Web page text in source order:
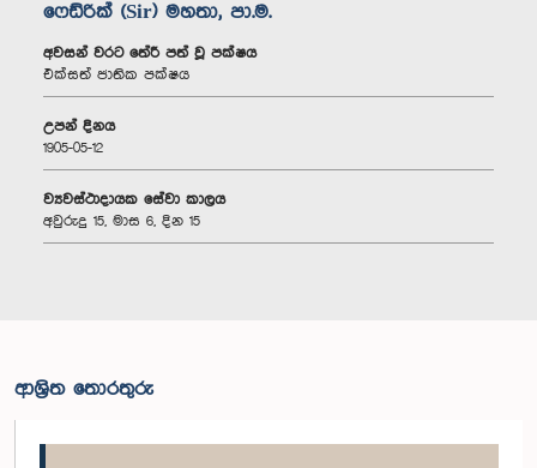
ෆෙඩ්රික් (Sir) මහතා, පා.ම.
අවසන් වරට තේරී පත් වූ පක්ෂය
එක්සත් ජාතික පක්ෂය
උපන් දිනය
1905-05-12
ව්‍යවස්ථාදායක සේවා කාලය
අවුරුදු 15, මාස 6, දින 15
ආශ්‍රිත තොරතුරු